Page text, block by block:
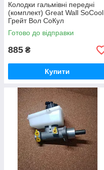
Колодки гальмівні передні
(комплект) Great Wall SoCool
Грейт Вол СоКул
Готово до відправки
885 ₴
Купити